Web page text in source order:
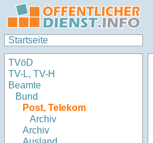
Startseite
TVöD
TV-L, TV-H
Beamte
Bund
Post, Telekom
Archiv
Archiv